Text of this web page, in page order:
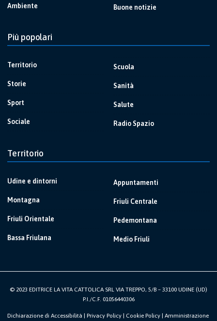
Ambiente Buone notizie
Più popolari
Territorio
Storie
Sport
Sociale
Scuola
Sanità
Salute
Radio Spazio
Territorio
Udine e dintorni
Montagna
Friuli Orientale
Bassa Friulana
Appuntamenti
Friuli Centrale
Pedemontana
Medio Friuli
© 2023 EDITRICE LA VITA CATTOLICA SRL VIA TREPPO, 5/B – 33100 UDINE (UD)
P.I./C.F. 01056440306
Dichiarazione di Accessibilità Privacy Policy Cookie Policy Amministrazione